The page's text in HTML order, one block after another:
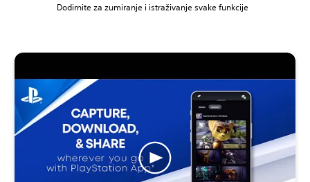
Dodirnite za zumiranje i istraživanje svake funkcije